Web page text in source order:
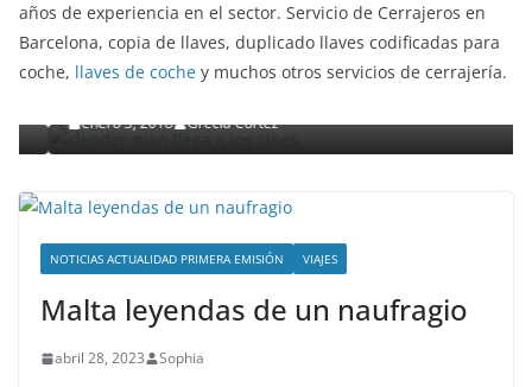
años de experiencia en el sector. Servicio de Cerrajeros en
Barcelona, copia de llaves, duplicado llaves codificadas para
coche, llaves de coche y muchos otros servicios de cerrajería.
ENTRETENIMIENTO Y CURIOSIDADES LIBROS CINE Y TV
Slender Man llega al cine y te mostramos todos los
detalles
enero 3, 2018 Grecia Cortez
NOTICIAS ACTUALIDAD PRIMERA EMISIÓN VIAJES
Malta leyendas de un naufragio
abril 28, 2023 Sophia